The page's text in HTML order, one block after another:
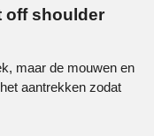
off shoulder
maar de mouwen en
aantrekken zodat